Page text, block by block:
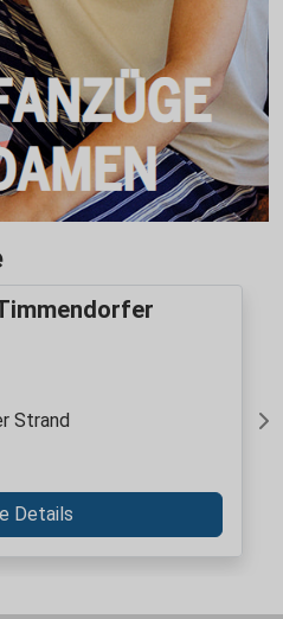
Strand
Details